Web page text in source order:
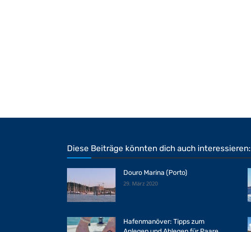
Diese Beiträge könnten dich auch interessieren:
Douro Marina (Porto)
29. März 2020
Hafenmanöver: Tipps zum